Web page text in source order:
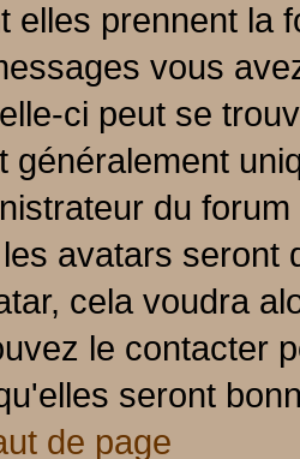
elles prennent la
vous
ci peut se
généralement
du
avatars seront
cela voudra
le contacter
seront
de page